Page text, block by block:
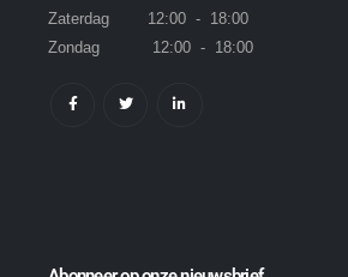
Zaterdag 12:00 - 18:00
Zondag 12:00 - 18:00